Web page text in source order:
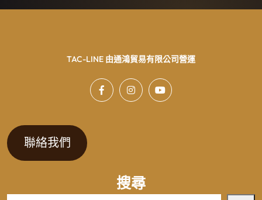
TAC-LINE 由通鴻貿易有限公司營運
聯絡我們
搜尋